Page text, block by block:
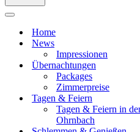
Navigationsmenü
Home
News
Impressionen
Übernachtungen
Packages
Zimmerpreise
Tagen & Feiern
Tagen & Feiern in
Ohrnbach